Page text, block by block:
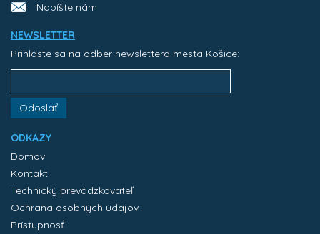
Napíšte nám
NEWSLETTER
Prihláste sa na odber newslettera mesta Košice:
Odoslať
ODKAZY
Domov
Kontakt
Technický prevádzkovateľ
Ochrana osobných údajov
Prístupnosť